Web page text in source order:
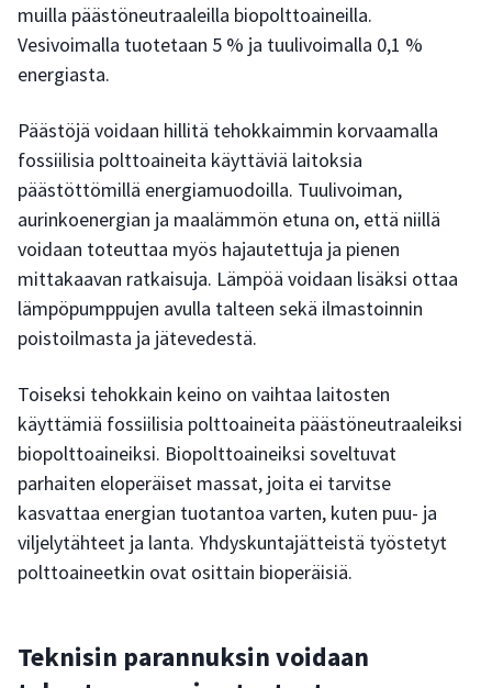
muilla päästöneutraaleilla biopolttoaineilla.
Vesivoimalla tuotetaan 5 % ja tuulivoimalla 0,1 %
energiasta.
Päästöjä voidaan hillitä tehokkaimmin korvaamalla
fossiilisia polttoaineita käyttäviä laitoksia
päästöttömillä energiamuodoilla. Tuulivoiman,
aurinkoenergian ja maalämmön etuna on, että niillä
voidaan toteuttaa myös hajautettuja ja pienen
mittakaavan ratkaisuja. Lämpöä voidaan lisäksi ottaa
lämpöpumppujen avulla talteen sekä ilmastoinnin
poistoilmasta ja jätevedestä.
Toiseksi tehokkain keino on vaihtaa laitosten
käyttämiä fossiilisia polttoaineita päästöneutraaleiksi
biopolttoaineiksi. Biopolttoaineiksi soveltuvat
parhaiten eloperäiset massat, joita ei tarvitse
kasvattaa energian tuotantoa varten, kuten puu- ja
viljelytähteet ja lanta. Yhdyskuntajätteistä työstetyt
polttoaineetkin ovat osittain bioperäisiä.
Teknisin parannuksin voidaan